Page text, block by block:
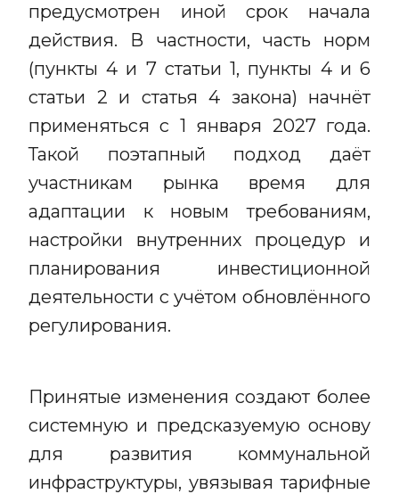
предусмотрен иной срок начала
действия. В частности, часть норм
(пункты 4 и 7 статьи 1, пункты 4 и 6
статьи 2 и статья 4 закона) начнёт
применяться с 1 января 2027 года.
Такой поэтапный подход даёт
участникам рынка время для
адаптации к новым требованиям,
настройки внутренних процедур и
планирования инвестиционной
деятельности с учётом обновлённого
регулирования.
Принятые изменения создают более
системную и предсказуемую основу
для развития коммунальной
инфраструктуры, увязывая тарифные